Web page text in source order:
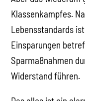
allgemeine
haben bereits
Potenzial für eine
Arbeiterklasse,
Opposition breiter